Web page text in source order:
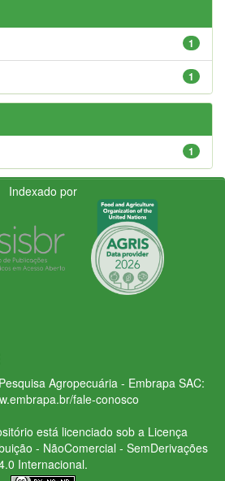
1
1
1
Indexado por
Agropecuária - Embrapa SAC:
fale-conosco
está licenciado sob a Licença
- NãoComercial - SemDerivações
Internacional.